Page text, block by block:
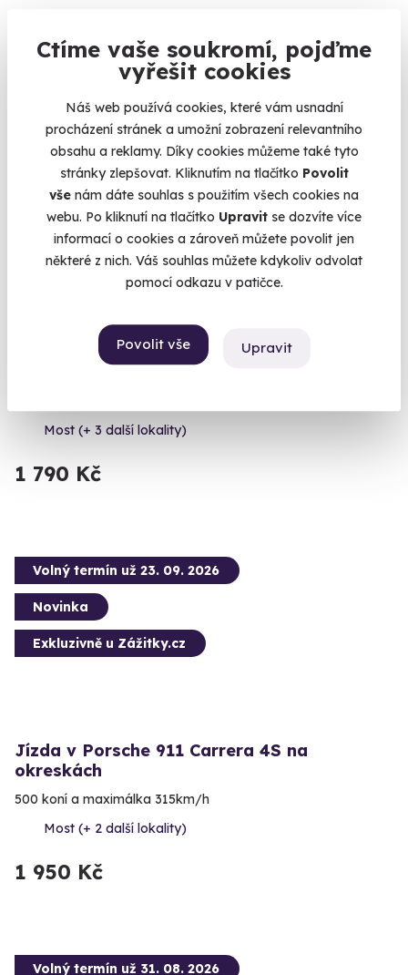
Ctíme vaše soukromí, pojďme
vyřešit cookies
Náš web používá cookies, které vám usnadní
procházení stránek a umožní zobrazení relevantního
obsahu a reklamy. Díky cookies můžeme také tyto
stránky zlepšovat. Kliknutím na tlačítko Povolit
vše nám dáte souhlas s použitím všech cookies na
webu. Po kliknutí na tlačítko Upravit se dozvíte více
informací o cookies a zároveň můžete povolit jen
některé z nich. Váš souhlas můžete kdykoliv odvolat
pomocí odkazu v patičce.
Povolit vše Upravit
Most (+ 2 další lokality)
5 990 Kč
Volný termín už 31. 08. 2026
Exkluzivně u Zážitky.cz
Jízda v Porsche 911 Carrera 4S na okruhu
Most (+ 3 další lokality)
1 790 Kč
Volný termín už 23. 09. 2026
Novinka
Exkluzivně u Zážitky.cz
Jízda v Porsche 911 Carrera 4S na
okreskách
500 koní a maximálka 315km/h
Most (+ 2 další lokality)
1 950 Kč
Volný termín už 31. 08. 2026